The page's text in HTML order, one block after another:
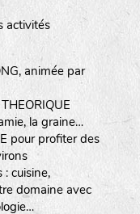
activités
animée par
la graine…
pour profiter des
: cuisine,
domaine avec